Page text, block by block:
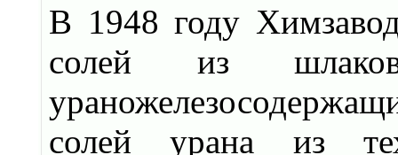
В 1948 году
солей из
солей урана из